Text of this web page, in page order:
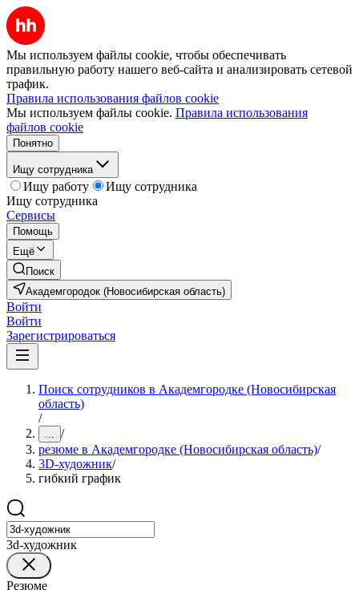
Мы используем файлы cookie, чтобы обеспечивать
правильную работу нашего веб-сайта и анализировать сетевой
трафик.
Правила использования файлов cookie
Мы используем файлы cookie. Правила использования
файлов cookie
Понятно
Ищу сотрудника
Ищу работу
Ищу сотрудника
Ищу сотрудника
Сервисы
Помощь
Ещё
Поиск
Академгородок (Новосибирская область)
Войти
Войти
Зарегистрироваться
Поиск сотрудников в Академгородке (Новосибирская
область)
/
... /
резюме в Академгородке (Новосибирская область)/
3D-художник/
гибкий график
3d-художник
Резюме